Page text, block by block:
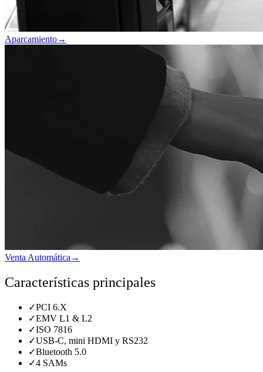
Aparcamiento→
Venta Automática →
Características principales
✓PCI 6.X
✓EMV L1 & L2
✓ISO 7816
✓USB-C, mini HDMI y RS232
✓Bluetooth 5.0
✓4 SAMs